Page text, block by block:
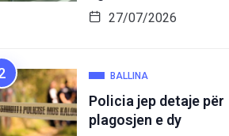
27/07/2026
BALLINA
Policia jep detaje për
plagosjen e dy